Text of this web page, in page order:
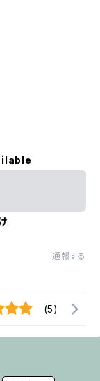
通報する
(5)